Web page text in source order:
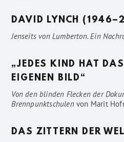
DAVID LYNCH
Jenseits von Lumberton. Ein
„JEDES KIND HAT
EIGENEN BILD“
Von den blinden Flecken der
Brennpunktschulenvon Marit
DAS ZITTERN DER